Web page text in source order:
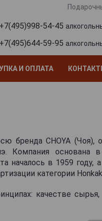
+7(495)998-54-45
+7(495)644-59-95
И ОПЛАТА
бренда CHOYA (Чоя),
Компания основана в
началось в 1959 году,
категории
качестве сырья,